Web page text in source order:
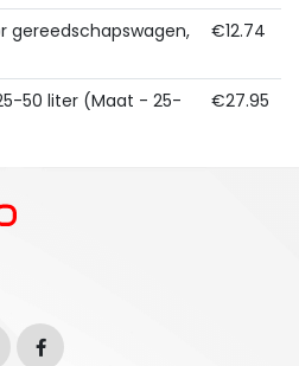
gereedschapswagen,
€12.74
50 liter (Maat - 25-
€27.95